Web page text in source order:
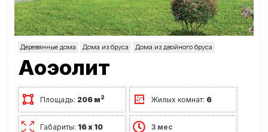
Деревянные дома Дома из бруса Дома из двойного бруса
Аоэолит
Площадь: 206 м2 Жилых комнат: 6
Габариты: 16 х 10 3 мес